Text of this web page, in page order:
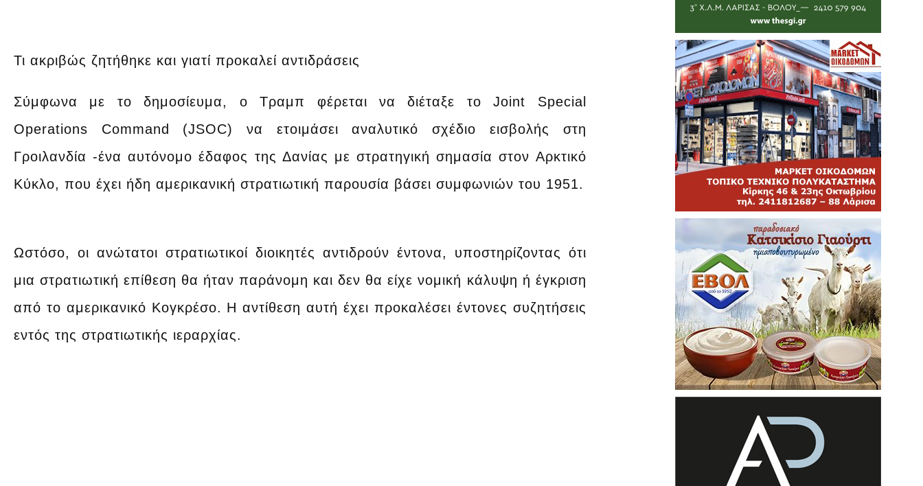
Τι ακριβώς ζητήθηκε και γιατί προκαλεί αντιδράσεις
Σύμφωνα με το δημοσίευμα, ο Τραμπ φέρεται να διέταξε το Joint Special
Operations Command (JSOC) να ετοιμάσει αναλυτικό σχέδιο εισβολής στη
Γροιλανδία -ένα αυτόνομο έδαφος της Δανίας με στρατηγική σημασία στον Αρκτικό
Κύκλο, που έχει ήδη αμερικανική στρατιωτική παρουσία βάσει συμφωνιών του 1951.
Ωστόσο, οι ανώτατοι στρατιωτικοί διοικητές αντιδρούν έντονα, υποστηρίζοντας ότι
μια στρατιωτική επίθεση θα ήταν παράνομη και δεν θα είχε νομική κάλυψη ή έγκριση
από το αμερικανικό Κογκρέσο. Η αντίθεση αυτή έχει προκαλέσει έντονες συζητήσεις
εντός της στρατιωτικής ιεραρχίας.